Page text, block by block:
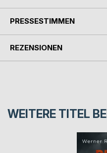
PRESSESTIMMEN
REZENSIONEN
WEITERE TITEL BEI